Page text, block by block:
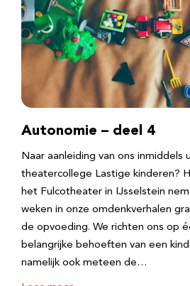
Autonomie – deel 4
Naar aanleiding van ons inmiddels
theatercollege Lastige kinderen?
het Fulcotheater in IJsselstein
weken in onze omdenkverhalen
de opvoeding. We richten ons op
belangrijke behoeften van een
namelijk ook meteen de…